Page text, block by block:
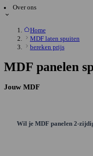
Over ons
Home
MDF laten spuiten
bereken prijs
MDF panelen
Jouw MDF
Wil je MDF panelen 2-